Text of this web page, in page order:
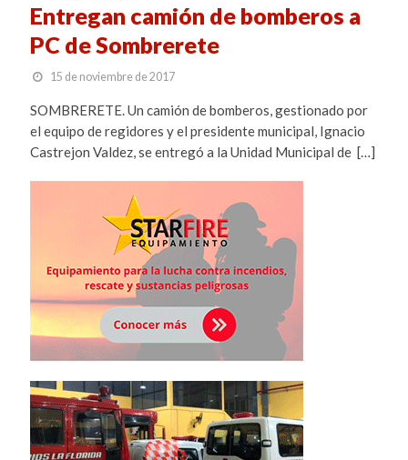
Entregan camión de bomberos a
PC de Sombrerete
15 de noviembre de 2017
SOMBRERETE. Un camión de bomberos, gestionado por
el equipo de regidores y el presidente municipal, Ignacio
Castrejon Valdez, se entregó a la Unidad Municipal de […]